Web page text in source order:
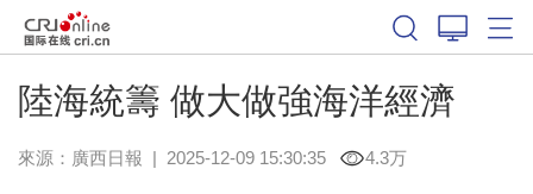
陸海統籌 做大做強海洋經濟
來源： 廣西日報 | 2025-12-09 15:30:35 4.3万